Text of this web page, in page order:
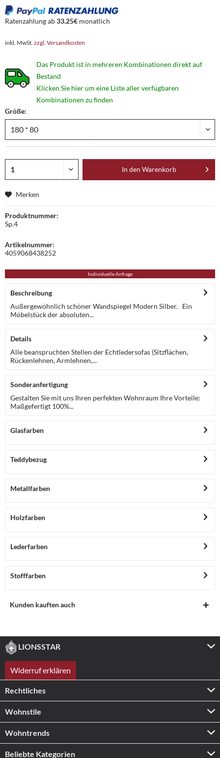
Ratenzahlung ab33.25€ monatlich
inkl. MwSt. zzgl. Versandkosten
Das Produkt ist in mehreren Kombinationen direkt auf
Bestand
Klicken Sie hier um eine Liste aller verfügbaren
Kombinationen zu finden
Größe:
In den Warenkorb
Merken
Produktnummer:
Sp.4
Artikelnummer:
4059068438252
Individuelle Anfrage
Beschreibung
Außergewöhnlich schöner Wandspiegel Modern Silber. Ein
Möbelstück der absoluten...
Details
Alle beanspruchten Stellen der Echtledersofas (Sitzflächen,
Rückenlehnen, Armlehnen,...
Sonderanfertigung
Gestalten Sie mit uns Ihren perfekten Wohnraum Ihre Vorteile:
Maßgefertigt 100%...
Glasfarben
Teddybezug
Metallfarben
Holzfarben
Lederfarben
Stofffarben
Kunden kauften auch
LIONSSTAR
Widerruf erklären
Rechtliches
Wohnstile
Wohntrends
Beliebte Kategorien